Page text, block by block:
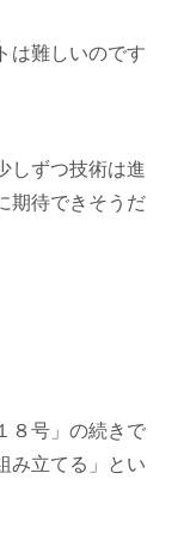
は難しいのです
しずつ技術は進
期待できそうだ
８号」の続きで
み立てる」とい